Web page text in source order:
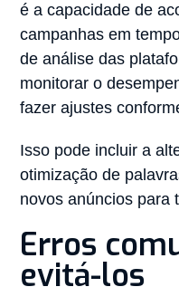
é a capacidade de
campanhas em
de análise das
monitorar o
fazer ajustes
Isso pode incluir a
otimização de
novos anúncios para
Erros
evitá-los